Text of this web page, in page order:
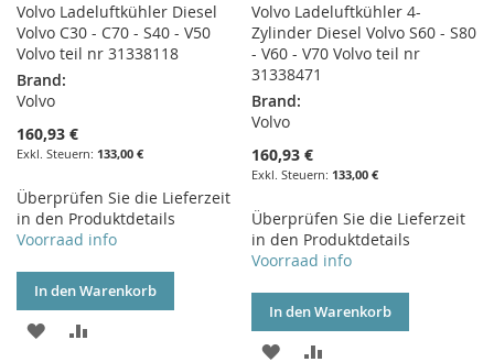
Volvo Ladeluftkühler Diesel
Volvo C30 - C70 - S40 - V50
Volvo teil nr 31338118
Brand:
Volvo
160,93 €
133,00 €
Überprüfen Sie die Lieferzeit
in den Produktdetails
Voorraad info
In den Warenkorb
ZUR
Volvo Ladeluftkühler 4-
Zylinder Diesel Volvo S60 - S80
- V60 - V70 Volvo teil nr
31338471
Brand:
Volvo
160,93 €
133,00 €
Überprüfen Sie die Lieferzeit
in den Produktdetails
Voorraad info
In den Warenkorb
ZUR